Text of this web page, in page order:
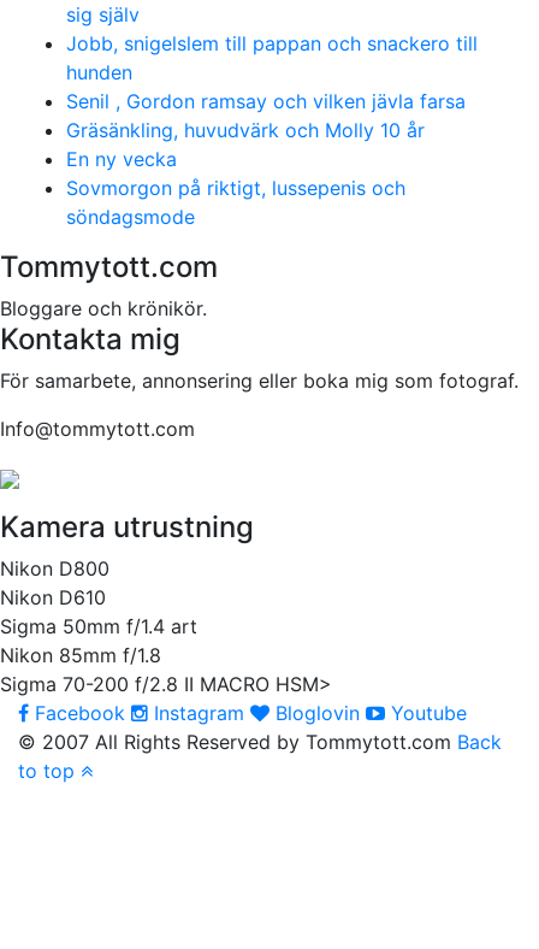
sig själv
Jobb, snigelslem till pappan och snackero till
hunden
Senil , Gordon ramsay och vilken jävla farsa
Gräsänkling, huvudvärk och Molly 10 år
En ny vecka
Sovmorgon på riktigt, lussepenis och
söndagsmode
Tommytott.com
Bloggare och krönikör.
Kontakta mig
För samarbete, annonsering eller boka mig som fotograf.
Info@tommytott.com
Kamera utrustning
Nikon D800
Nikon D610
Sigma 50mm f/1.4 art
Nikon 85mm f/1.8
Sigma 70-200 f/2.8 II MACRO HSM>
Facebook
Instagram Bloglovin
Youtube
© 2007 All Rights Reserved by Tommytott.com Back
to top